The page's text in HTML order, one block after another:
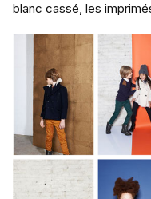
blanc cassé, les